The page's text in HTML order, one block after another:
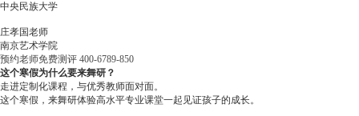
中央民族大学
庄孝国老师
南京艺术学院
预约老师免费测评 400-6789-850
这个寒假为什么要来舞研？
走进定制化课程，与优秀教师面对面。
这个寒假，来舞研体验高水平专业课堂一起见证孩子的成长。